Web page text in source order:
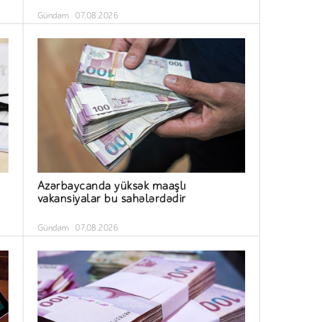
Gündəm 07.08.2026
Azərbaycanda yüksək maaşlı
vakansiyalar bu sahələrdədir
Gündəm 07.08.2026